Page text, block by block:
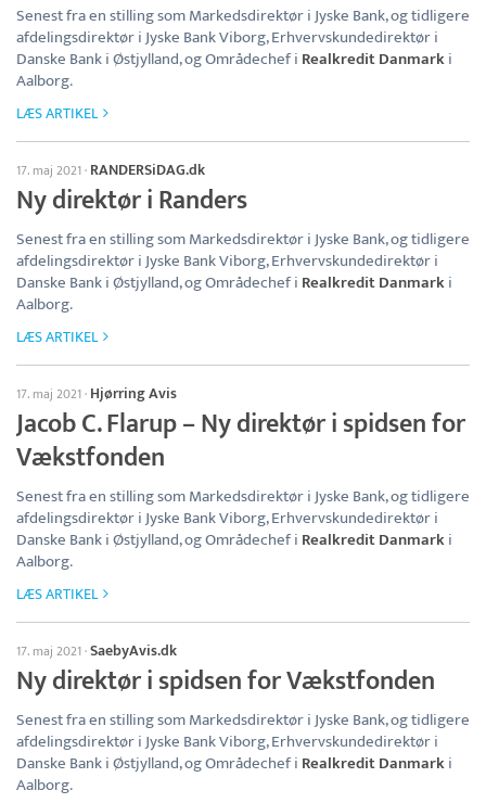
Senest fra en stilling som Markedsdirektør i Jyske Bank, og tidligere
afdelingsdirektør i Jyske Bank Viborg, Erhvervskundedirektør i
Danske Bank i Østjylland, og Områdechef i Realkredit Danmarki
Aalborg.
LÆS ARTIKEL
17. maj 2021· RANDERSiDAG.dk
Ny direktør i Randers
Senest fra en stilling som Markedsdirektør i Jyske Bank, og tidligere
afdelingsdirektør i Jyske Bank Viborg, Erhvervskundedirektør i
Danske Bank i Østjylland, og Områdechef i Realkredit Danmarki
Aalborg.
LÆS ARTIKEL
17. maj 2021· Hjørring Avis
Jacob C. Flarup – Ny direktør i spidsen for
Vækstfonden
Senest fra en stilling som Markedsdirektør i Jyske Bank, og tidligere
afdelingsdirektør i Jyske Bank Viborg, Erhvervskundedirektør i
Danske Bank i Østjylland, og Områdechef i Realkredit Danmarki
Aalborg.
LÆS ARTIKEL
17. maj 2021·SaebyAvis.dk
Ny direktør i spidsen for Vækstfonden
Senest fra en stilling som Markedsdirektør i Jyske Bank, og tidligere
afdelingsdirektør i Jyske Bank Viborg, Erhvervskundedirektør i
Danske Bank i Østjylland, og Områdechef i Realkredit Danmarki
Aalborg.